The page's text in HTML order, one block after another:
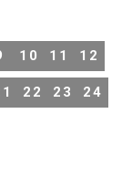
vậy, Thiên
10 11 12
22 23 24